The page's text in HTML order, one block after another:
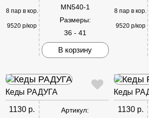
8 пар в кор.
9520 р/кор
MN540-1
Размеры:
36 - 41
В корзину
8 пар в кор.
9520 р/кор
Кеды РАДУГА
1130 р.
Артикул:
Кеды
1130 р.